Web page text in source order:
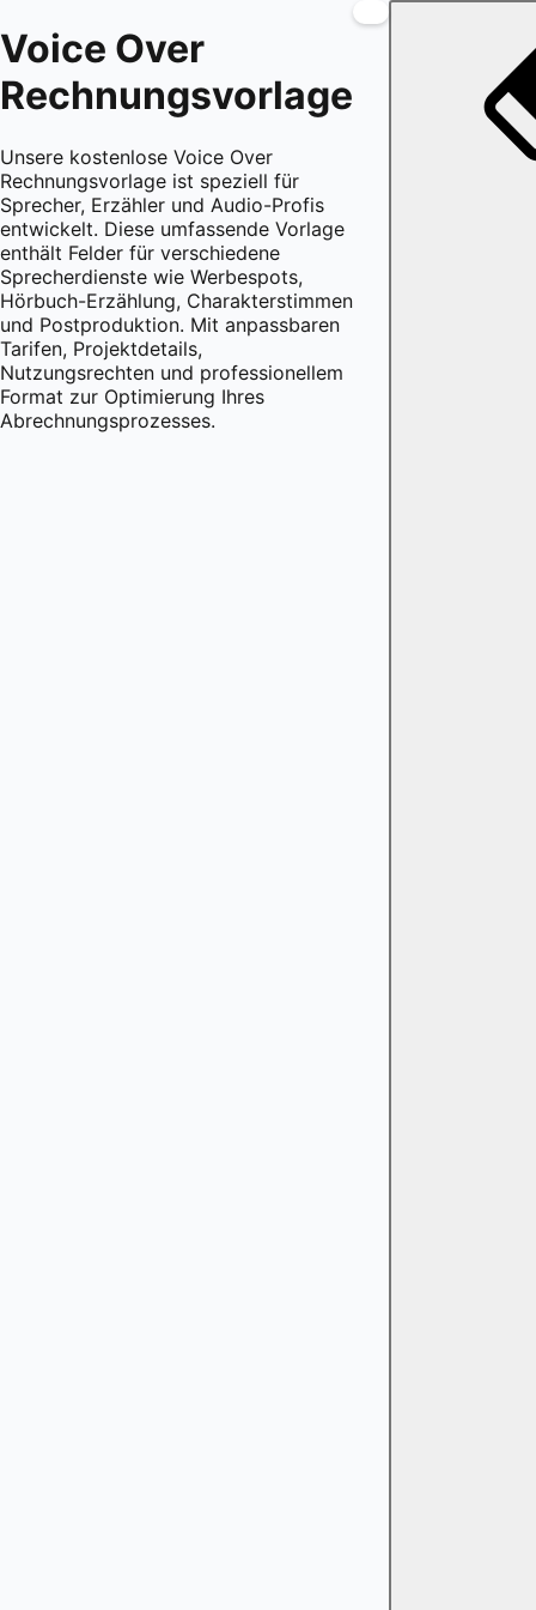
Voice Over
Rechnungsvorlage
Unsere kostenlose Voice Over
Rechnungsvorlage ist speziell für
Sprecher, Erzähler und Audio-Profis
entwickelt. Diese umfassende Vorlage
enthält Felder für verschiedene
Sprecherdienste wie Werbespots,
Hörbuch-Erzählung, Charakterstimmen
und Postproduktion. Mit anpassbaren
Tarifen, Projektdetails,
Nutzungsrechten und professionellem
Format zur Optimierung Ihres
Abrechnungsprozesses.